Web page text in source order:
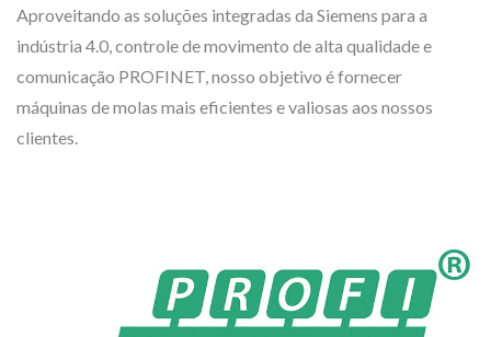
Aproveitando as soluções integradas da Siemens para a
indústria 4.0, controle de movimento de alta qualidade e
comunicação PROFINET, nosso objetivo é fornecer
máquinas de molas mais eficientes e valiosas aos nossos
clientes.